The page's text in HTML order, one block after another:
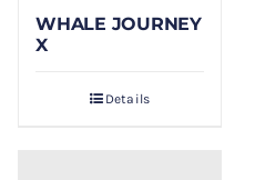
WHALE JOURNEY
X
Details